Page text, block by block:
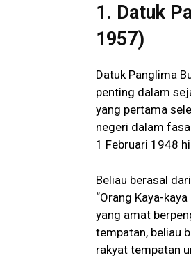
1. Datuk
1957)
Datuk Panglima
penting dalam
yang pertama
negeri dalam
1 Februari 1948
Beliau berasal
“Orang Kaya-
yang amat
tempatan, beliau
rakyat tempatan